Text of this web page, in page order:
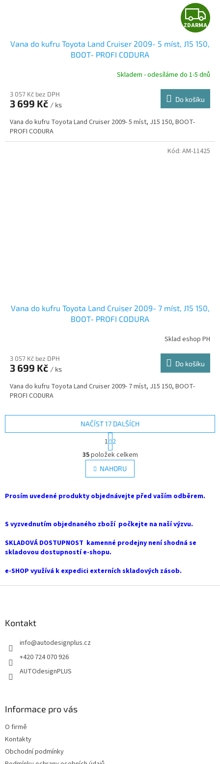
Z
D
R
ZDARMA
Vana do kufru Toyota Land Cruiser 2009- 5 míst, J15 150,
BOOT- PROFI CODURA
Skladem - odesíláme do 1-5 dnů
3 057 Kč bez DPH
3 699 Kč / ks
Do košíku
Vana do kufru Toyota Land Cruiser 2009- 5 míst, J15 150, BOOT-
PROFI CODURA
Vana do kufru Toyota Land Cruiser 2009- 7 míst, J15 150,
BOOT- PROFI CODURA
Sklad eshop PH
3 057 Kč bez DPH
3 699 Kč / ks
Do košíku
Vana do kufru Toyota Land Cruiser 2009- 7 míst, J15 150, BOOT-
PROFI CODURA
Kód: AM-11425
O
v
l
á
a
p
v
k
v
NAČÍST 17 DALŠÍCH
S
t
r
á
n
k
v
í
1 2
35položek celkem
NAHORU
Prosím uvedené produkty objednávejte před vaším odběrem.
S vyzvednutím objednaného zboží počkejte na naší výzvu.
SKLADOVÁ DOSTUPNOST kamenné prodejny není shodná se
skladovou dostupností e-shopu.
e-SHOP využívá k expedici externích skladových zásob.
Kontakt
info@autodesignplus.cz
+420 724 070 926
AUTOdesignPLUS
Informace pro vás
O firmě
Kontakty
Obchodní podmínky